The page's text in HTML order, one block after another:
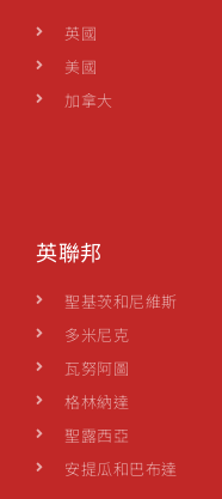
英國
美國
加拿大
英聯邦
聖基茨和尼維斯
多米尼克
瓦努阿圖
格林納達
聖露西亞
安提瓜和巴布達